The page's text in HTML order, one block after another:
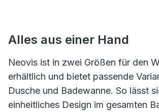
Alles aus einer Hand
Neovis ist in zwei Größen für den
erhältlich und bietet passende
Dusche und Badewanne. So lässt
einheitliches Design im gesamten